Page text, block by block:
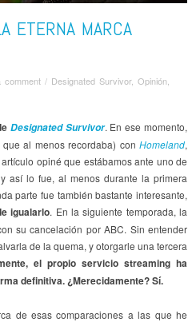
ETERNA MARCA
comment / Designated Survivor, Opinión
Designated Survivor. En ese momento,
al menos recordaba) con Homeland,
opiné que estábamos ante uno de
así lo fue, al menos durante la primera
parte fue también bastante interesante,
igualarlo. En la siguiente temporada, la
su cancelación por ABC. Sin entender
de la quema, y otorgarle una tercera
el propio servicio streaming ha
definitiva. ¿Merecidamente? Sí.
de esas comparaciones a las que he